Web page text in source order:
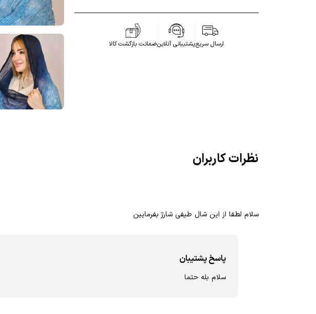
ارسال سریعپشتیبانی آنلاینضمانت بازگشت کالا
نظرات کاربران
سلام لطفا از این شال طیفی شارژ بفرمایین
پاسخ پشتیبان
سلام بله حتما